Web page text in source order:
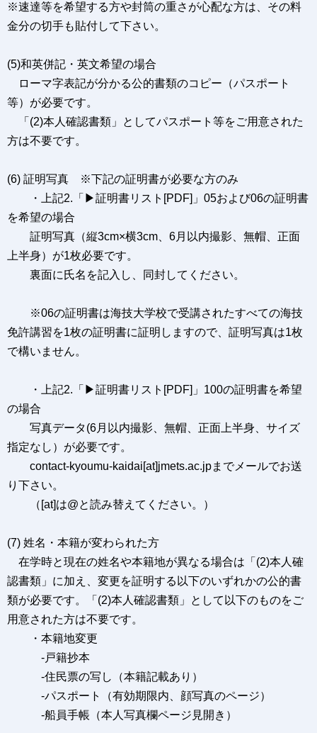
※速達等を希望する方や封筒の重さが心配な方は、その料
金分の切手も貼付して下さい。
(5)和英併記・英文希望の場合
ローマ字表記が分かる公的書類のコピー（パスポート
等）が必要です。
「(2)本人確認書類」としてパスポート等をご用意された
方は不要です。
(6) 証明写真 ※下記の証明書が必要な方のみ
・上記2.「▶証明書リスト[PDF]」05および06の証明書
を希望の場合
証明写真（縦3cm×横3cm、6月以内撮影、無帽、正面
上半身）が1枚必要です。
裏面に氏名を記入し、同封してください。
※06の証明書は海技大学校で受講されたすべての海技
免許講習を1枚の証明書に証明しますので、証明写真は1枚
で構いません。
・上記2.「▶証明書リスト[PDF]」100の証明書を希望
の場合
写真データ(6月以内撮影、無帽、正面上半身、サイズ
指定なし）が必要です。
contact-kyoumu-kaidai[at]jmets.ac.jpまでメールでお送
り下さい。
（[at]は@と読み替えてください。）
(7) 姓名・本籍が変わられた方
在学時と現在の姓名や本籍地が異なる場合は「(2)本人確
認書類」に加え、変更を証明する以下のいずれかの公的書
類が必要です。「(2)本人確認書類」として以下のものをご
用意された方は不要です。
・本籍地変更
-戸籍抄本
-住民票の写し（本籍記載あり）
-パスポート（有効期限内、顔写真のページ）
-船員手帳（本人写真欄ページ見開き）